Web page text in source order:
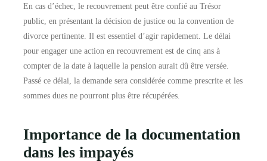
En cas d’échec, le recouvrement peut être confié au Trésor
public, en présentant la décision de justice ou la convention de
divorce pertinente. Il est essentiel d’agir rapidement. Le délai
pour engager une action en recouvrement est de cinq ans à
compter de la date à laquelle la pension aurait dû être versée.
Passé ce délai, la demande sera considérée comme prescrite et les
sommes dues ne pourront plus être récupérées.
Importance de la documentation
dans les impayés